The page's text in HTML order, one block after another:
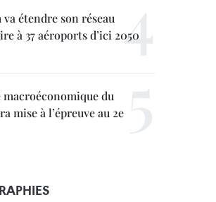
étendre son réseau
à 37 aéroports d’ici 2050
du
mise à l’épreuve au 2e